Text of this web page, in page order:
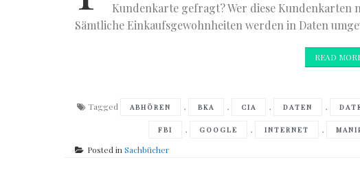
Kundenkarte gefragt? Wer diese
Sämtliche Einkaufsgewohnheiten werden in Daten
READ
Tagged ABHÖREN , BKA , CIA , DATEN ,
FBI , GOOGLE , INTERNET ,
Posted inSachbücher